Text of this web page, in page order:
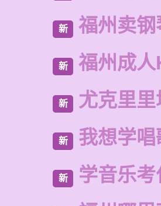
新 福州卖
新 福州成
新 尤克里
新 我想学
新 学音乐